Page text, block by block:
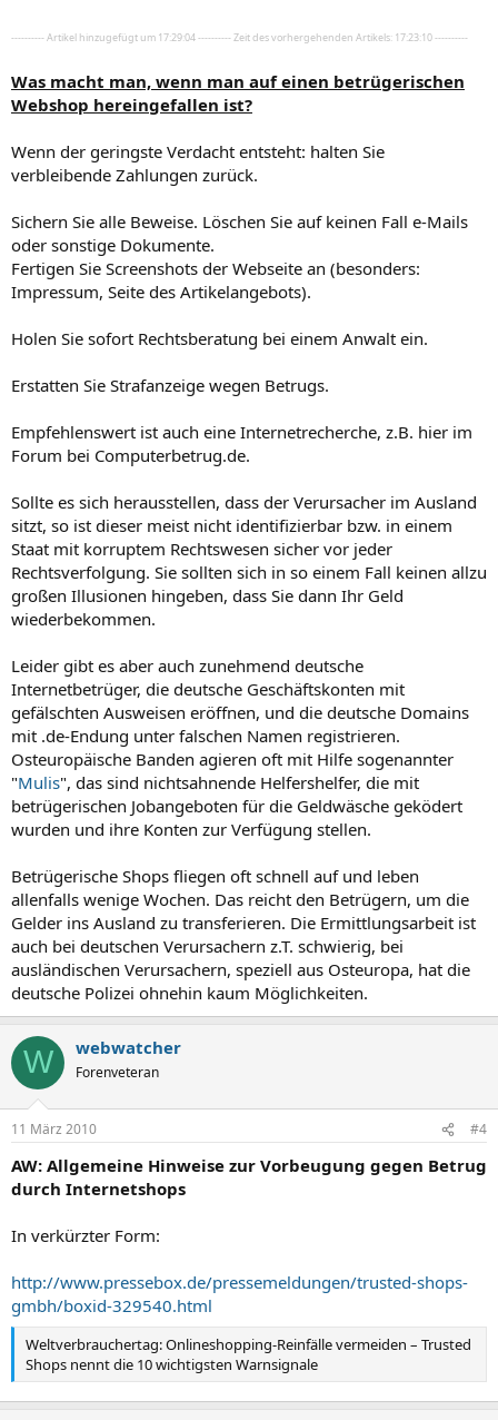
---------- Artikel hinzugefügt um 17:29:04 ---------- Zeit des vorhergehenden Artikels: 17:23:10 ----------
Was macht man, wenn man auf einen betrügerischen
Webshop hereingefallen ist?
Wenn der geringste Verdacht entsteht: halten Sie
verbleibende Zahlungen zurück.
Sichern Sie alle Beweise. Löschen Sie auf keinen Fall e-Mails
oder sonstige Dokumente.
Fertigen Sie Screenshots der Webseite an (besonders:
Impressum, Seite des Artikelangebots).
Holen Sie sofort Rechtsberatung bei einem Anwalt ein.
Erstatten Sie Strafanzeige wegen Betrugs.
Empfehlenswert ist auch eine Internetrecherche, z.B. hier im
Forum bei Computerbetrug.de.
Sollte es sich herausstellen, dass der Verursacher im Ausland
sitzt, so ist dieser meist nicht identifizierbar bzw. in einem
Staat mit korruptem Rechtswesen sicher vor jeder
Rechtsverfolgung. Sie sollten sich in so einem Fall keinen allzu
großen Illusionen hingeben, dass Sie dann Ihr Geld
wiederbekommen.
Leider gibt es aber auch zunehmend deutsche
Internetbetrüger, die deutsche Geschäftskonten mit
gefälschten Ausweisen eröffnen, und die deutsche Domains
mit .de-Endung unter falschen Namen registrieren.
Osteuropäische Banden agieren oft mit Hilfe sogenannter
"Mulis", das sind nichtsahnende Helfershelfer, die mit
betrügerischen Jobangeboten für die Geldwäsche geködert
wurden und ihre Konten zur Verfügung stellen.
Betrügerische Shops fliegen oft schnell auf und leben
allenfalls wenige Wochen. Das reicht den Betrügern, um die
Gelder ins Ausland zu transferieren. Die Ermittlungsarbeit ist
auch bei deutschen Verursachern z.T. schwierig, bei
ausländischen Verursachern, speziell aus Osteuropa, hat die
deutsche Polizei ohnehin kaum Möglichkeiten.
W webwatcher
Forenveteran
11 März 2010 #4
AW: Allgemeine Hinweise zur Vorbeugung gegen Betrug
durch Internetshops
In verkürzter Form:
http://www.pressebox.de/pressemeldungen/trusted-shops-
gmbh/boxid-329540.html
Weltverbrauchertag: Onlineshopping-Reinfälle vermeiden – Trusted
Shops nennt die 10 wichtigsten Warnsignale